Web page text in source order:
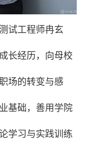
试工程师冉玄
长经历，向母校
场的转变与感
基础，善用学院
学习与实践训练